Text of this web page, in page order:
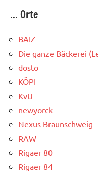
... Orte
BAIZ
Die ganze Bäckerei
dosto
KÖPI
KvU
newyorck
Nexus Braunschweig
RAW
Rigaer 80
Rigaer 84